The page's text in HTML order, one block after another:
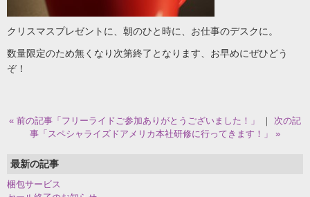
クリスマスプレゼントに、朝のひと時に、お仕事のデスクに。
数量限定のため無くなり次第終了となります、お早めにぜひどう
ぞ！
« 前の記事「フリーライドご参加ありがとうございました！」 ｜ 次の記
事「スペシャライズドアメリカ本社研修に行ってきます！」 »
最新の記事
梱包サービス